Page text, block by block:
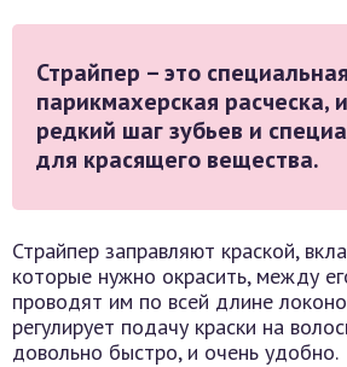
Страйпер – это специальная
парикмахерская
редкий шаг зубьев и
для красящего вещества.
Страйпер заправляют краской,
которые нужно окрасить, между
проводят им по всей длине
регулирует подачу краски на
довольно быстро, и очень удобно.